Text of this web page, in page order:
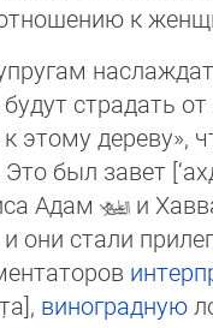
к
страдать
этому де­ре­ву»,
Это был за­вет
Адам
и
они стали
вино­град­ную